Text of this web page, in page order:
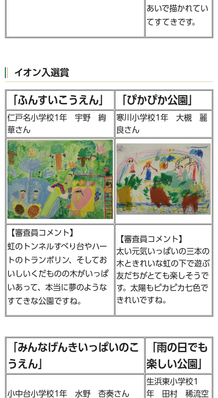
あいで描かれてい
てすてきです。
イオン入選賞
「ふんすいこうえん」 「ぴかぴか公園」
仁戸名小学校1年 宇野 絢
華さん
寒川小学校1年 大槻 麗
良さん
【審査員コメント】
虹のトンネルすべり台やハー
トのトランポリン、そしてお
いしいくだものの木がいっぱ
いあって、本当に夢のような
すてきな公園ですね。
【審査員コメント】
太い元気いっぱいの三本の
木ときれいな虹の下で遊ぶ
友だちがとても楽しそうで
す。太陽もピカピカ七色で
きれいですね。
「みんなげんきいっぱいのこ
うえん」
「雨の日でも
楽しい公園」
小中台小学校1年 水野 杏奏さん
生浜東小学校1
年 田村 稀流空